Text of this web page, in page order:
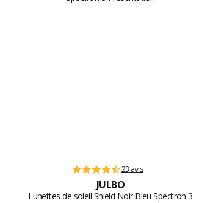
23 avis
JULBO
Lunettes de soleil Shield Noir Bleu Spectron 3